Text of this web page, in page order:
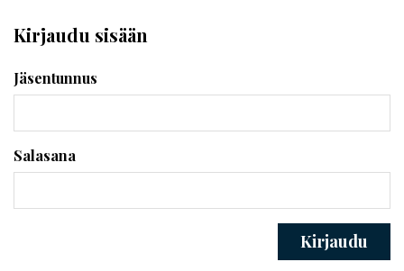
Kirjaudu sisään
Jäsentunnus
Salasana
Kirjaudu